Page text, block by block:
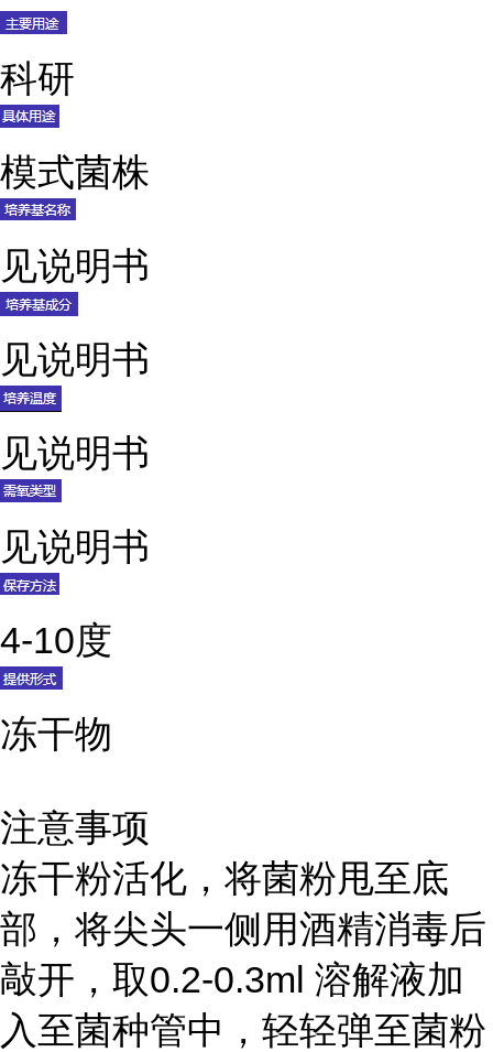
科研
模式菌株
见说明书
见说明书
见说明书
见说明书
4-10度
冻干物
注意事项
冻干粉活化，将菌粉甩至底
部，将尖头一侧用酒精消毒后
敲开，取0.2-0.3ml 溶解液加
入至菌种管中，轻轻弹至菌粉